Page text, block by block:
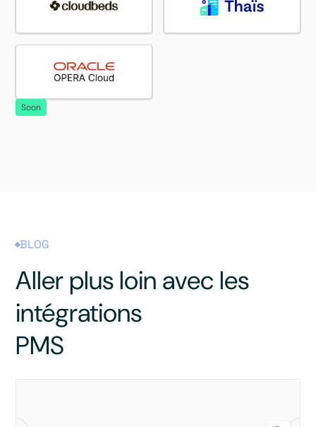
Soon
BLOG
Aller plus loin avec les
intégrations
PMS